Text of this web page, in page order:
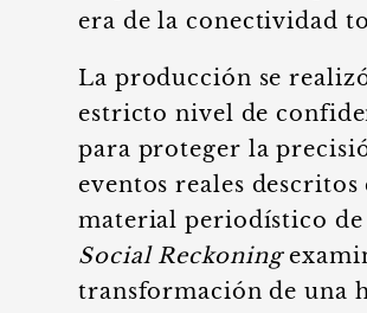
era de la conectividad
La producción se
estricto nivel de
para proteger la
eventos reales descritos
material periodístico de
Social Reckoning
transformación de una